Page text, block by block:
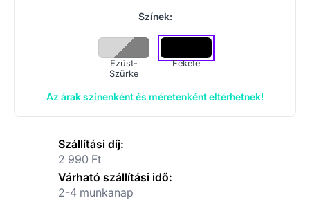
Színek:
Ezüst-
Szürke
Fekete
Az árak színenként és méretenként eltérhetnek!
Szállítási díj:
2 990 Ft
Várható szállítási idő:
2-4 munkanap